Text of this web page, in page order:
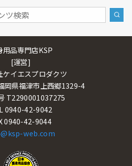
用品専門店KSP
[運営]
ケイエスプロダクツ
岡県福津市上西郷1329-4
T2290001037275
0940-42-9042
0940-42-9044
web.com